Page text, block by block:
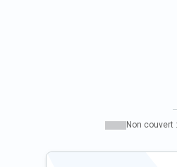
Non couvert